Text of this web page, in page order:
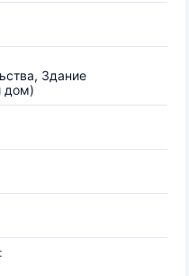
Здание
дом)